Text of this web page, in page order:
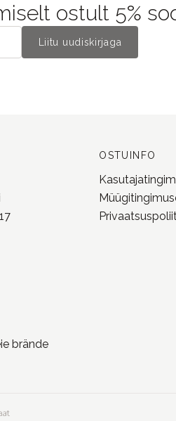
ostult 5%
Liitu uudiskirjaga
brände
OSTUINFO